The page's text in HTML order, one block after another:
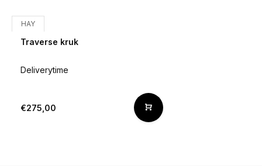
HAY
Traverse kruk
Deliverytime
€275,00